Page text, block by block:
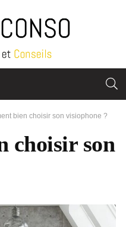
bien choisir son visiophone ?
choisir son